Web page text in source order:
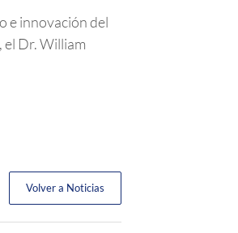
e innovación del
el Dr. William
Volver a Noticias